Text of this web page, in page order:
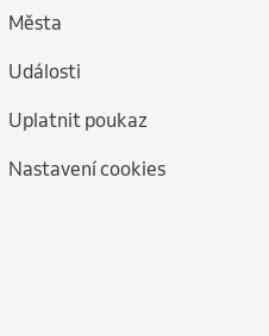
Města
Události
Uplatnit poukaz
Nastavení cookies